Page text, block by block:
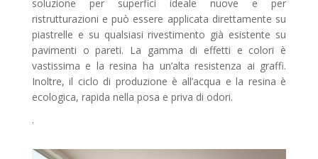
soluzione per superfici ideale nuove e per
ristrutturazioni e può essere applicata direttamente su
piastrelle e su qualsiasi rivestimento già esistente su
pavimenti o pareti. La gamma di effetti e colori è
vastissima e la resina ha un’alta resistenza ai graffi.
Inoltre, il ciclo di produzione è all’acqua e la resina è
ecologica, rapida nella posa e priva di odori.
.